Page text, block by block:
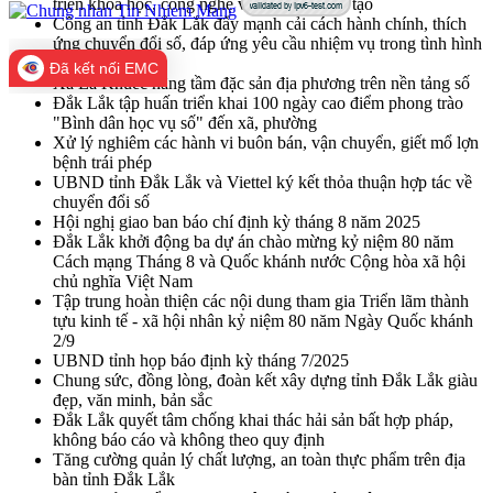
triển khoa học, công nghệ và đổi mới sáng tạo
Công an tỉnh Đắk Lắk đẩy mạnh cải cách hành chính, thích
ứng chuyển đổi số, đáp ứng yêu cầu nhiệm vụ trong tình hình
mới
Xã Ea Knuếc nâng tầm đặc sản địa phương trên nền tảng số
Đắk Lắk tập huấn triển khai 100 ngày cao điểm phong trào
"Bình dân học vụ số" đến xã, phường
Xử lý nghiêm các hành vi buôn bán, vận chuyển, giết mổ lợn
bệnh trái phép
UBND tỉnh Đắk Lắk và Viettel ký kết thỏa thuận hợp tác về
chuyển đổi số
Hội nghị giao ban báo chí định kỳ tháng 8 năm 2025
Đắk Lắk khởi động ba dự án chào mừng kỷ niệm 80 năm
Cách mạng Tháng 8 và Quốc khánh nước Cộng hòa xã hội
chủ nghĩa Việt Nam
Tập trung hoàn thiện các nội dung tham gia Triển lãm thành
tựu kinh tế - xã hội nhân kỷ niệm 80 năm Ngày Quốc khánh
2/9
UBND tỉnh họp báo định kỳ tháng 7/2025
Chung sức, đồng lòng, đoàn kết xây dựng tỉnh Đắk Lắk giàu
đẹp, văn minh, bản sắc
Đắk Lắk quyết tâm chống khai thác hải sản bất hợp pháp,
không báo cáo và không theo quy định
Tăng cường quản lý chất lượng, an toàn thực phẩm trên địa
bàn tỉnh Đắk Lắk
Đã kết nối EMC